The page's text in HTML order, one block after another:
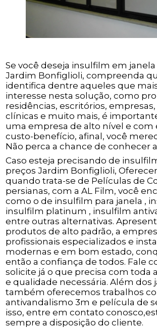
Se você deseja insulfilm em
Jardim Bonfiglioli, compreenda
identifica dentre aqueles que
interesse nesta solução, como
residências, escritórios, empresas,
clínicas e muito mais, é
uma empresa de alto nível e com
custo-benefício, afinal, você
Não perca a chance de conhecer
Caso esteja precisando de
preços Jardim Bonfiglioli,
quando trata-se de Películas de
persianas, com a AL Film, você
como o de insulfilm para janela ,
insulfilm platinum , insulfilm
entre outras alternativas.
produtos de alto padrão, a
profissionais especializados e
modernas e em bom estado,
então a confiança de todos. Fale
solicite já o que precisa com toda
e qualidade necessária. Além dos
também oferecemos trabalhos
antivandalismo 3m e película de
isso, entre em contato
sempre a disposição do cliente.